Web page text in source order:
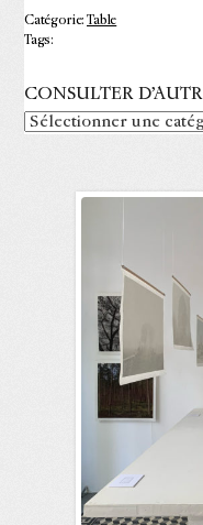
Catégorie: Table
Tags:
CONSULTER